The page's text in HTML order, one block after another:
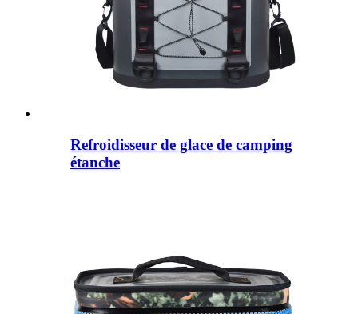
Refroidisseur de glace de camping
étanche